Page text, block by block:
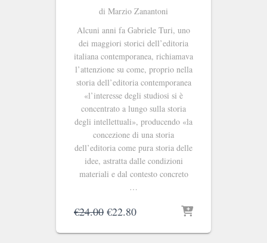
di Marzio Zanantoni
Alcuni anni fa Gabriele Turi, uno
dei maggiori storici dell’editoria
italiana contemporanea, richiamava
l’attenzione su come, proprio nella
storia dell’editoria contemporanea
«l’interesse degli studiosi si è
concentrato a lungo sulla storia
degli intellettuali», producendo «la
concezione di una storia
dell’editoria come pura storia delle
idee, astratta dalle condizioni
materiali e dal contesto concreto
…
€24.00 Il
originale
€22.80Il
attuale